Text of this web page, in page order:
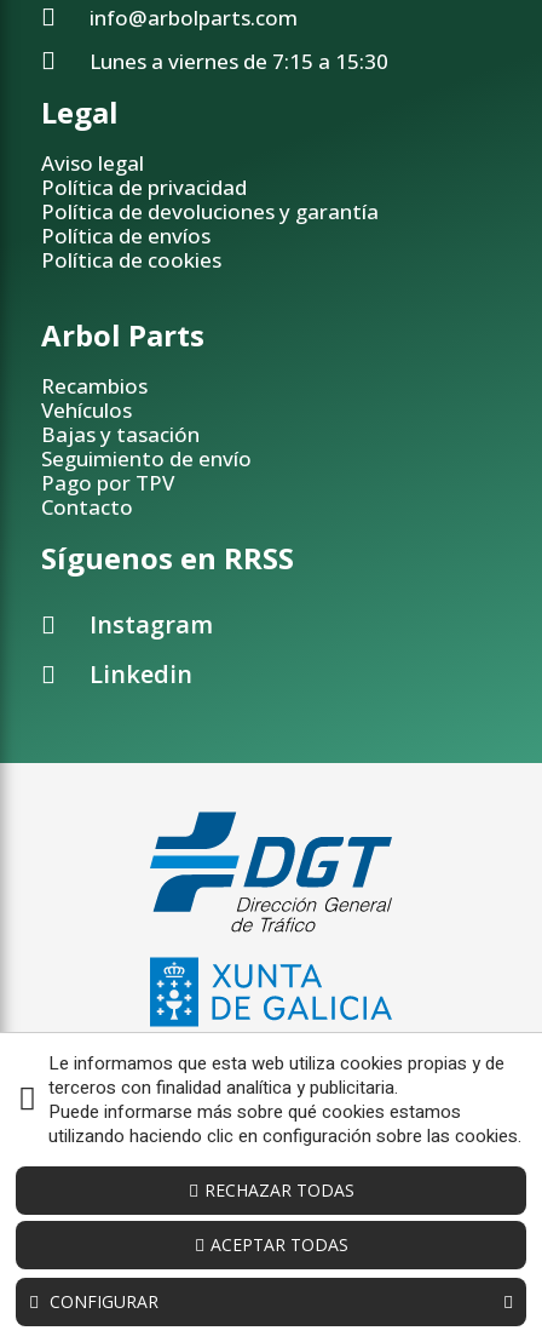
info@arbolparts.com
Lunes a viernes de 7:15 a 15:30
Legal
Aviso legal
Política de privacidad
Política de devoluciones y garantía
Política de envíos
Política de cookies
Arbol Parts
Recambios
Vehículos
Bajas y tasación
Seguimiento de envío
Pago por TPV
Contacto
Síguenos en RRSS
Instagram
Linkedin
Le informamos que esta web utiliza cookies propias y de
terceros con finalidad analítica y publicitaria.
Puede informarse más sobre qué cookies estamos
utilizando haciendo clic en configuración sobre las cookies.
CONFIGURAR
RECHAZAR TODAS
ACEPTAR TODAS